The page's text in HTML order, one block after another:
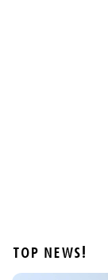
TOP NEWS!